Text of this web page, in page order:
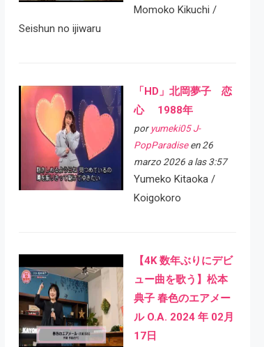
Momoko Kikuchi /
Seishun no ijiwaru
「HD」北岡夢子 恋
心 1988年
por yumeki05 J-
PopParadiseen 26
marzo 2026 a las 3:57
Yumeko Kitaoka /
Koigokoro
【4K 数年ぶりにデビ
ュー曲を歌う】松本
典子 春色のエアメー
ル O.A. 2024 年 02月
17日